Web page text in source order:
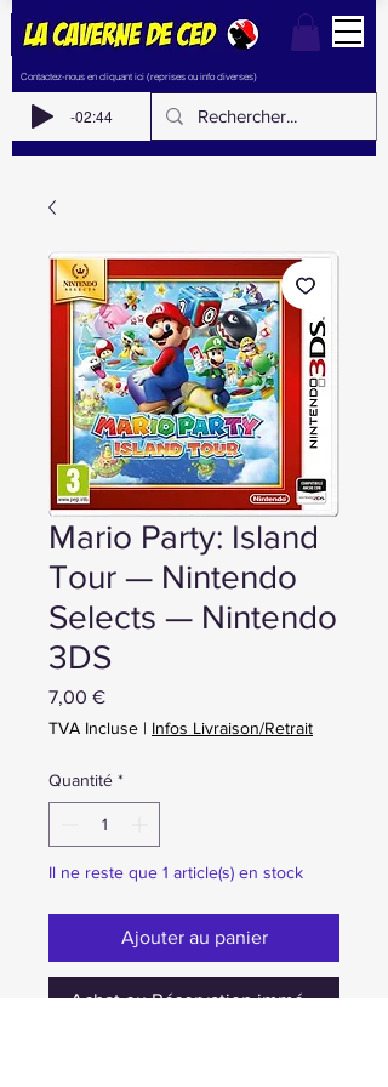
Contactez-nous en cliquant ici (reprises ou info diverses)
-02:44
Mario Party: Island
Tour — Nintendo
Selects — Nintendo
3DS
7,00 €Prix
TVA Incluse | Infos Livraison/Retrait
Quantité *
Il ne reste que 1 article(s) en stock
Ajouter au panier
Achat ou Réservation immédiate